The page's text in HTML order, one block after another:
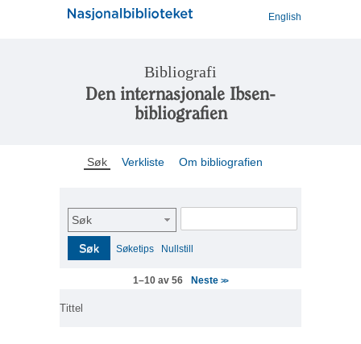
English
Bibliografi
Den internasjonale Ibsen-
bibliografien
Søk Verkliste Om bibliografien
Søk
Søk Søketips Nullstill
1–10 av 56 Neste>>
Tittel